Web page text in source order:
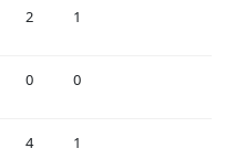
2 1
0 0
4 1